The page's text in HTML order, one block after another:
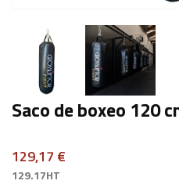
Saco de boxeo 120
129,17 €
129.17HT